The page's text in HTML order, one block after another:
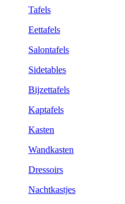
Tafels
Eettafels
Salontafels
Sidetables
Bijzettafels
Kaptafels
Kasten
Wandkasten
Dressoirs
Nachtkastjes